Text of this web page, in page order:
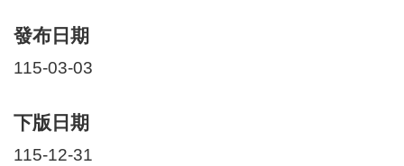
發布日期
115-03-03
下版日期
115-12-31